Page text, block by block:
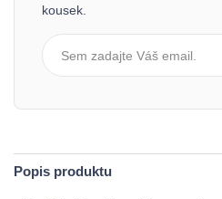
kousek.
Popis produktu